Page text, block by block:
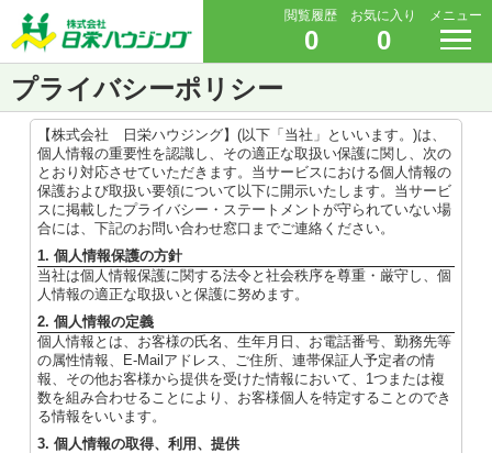
閲覧履歴
0
お気に入り
0
メニュー
プライバシーポリシー
【株式会社 日栄ハウジング】(以下「当社」といいます。)は、
個人情報の重要性を認識し、その適正な取扱い保護に関し、次の
とおり対応させていただきます。当サービスにおける個人情報の
保護および取扱い要領について以下に開示いたします。当サービ
スに掲載したプライバシー・ステートメントが守られていない場
合には、下記のお問い合わせ窓口までご連絡ください。
1. 個人情報保護の方針
当社は個人情報保護に関する法令と社会秩序を尊重・厳守し、個
人情報の適正な取扱いと保護に努めます。
2. 個人情報の定義
個人情報とは、お客様の氏名、生年月日、お電話番号、勤務先等
の属性情報、E-Mailアドレス、ご住所、連帯保証人予定者の情
報、その他お客様から提供を受けた情報において、1つまたは複
数を組み合わせることにより、お客様個人を特定することのでき
る情報をいいます。
3. 個人情報の取得、利用、提供